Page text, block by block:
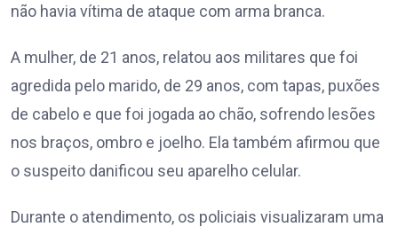
não havia vítima de ataque com arma branca.
A mulher, de 21 anos, relatou aos militares que foi
agredida pelo marido, de 29 anos, com tapas, puxões
de cabelo e que foi jogada ao chão, sofrendo lesões
nos braços, ombro e joelho. Ela também afirmou que
o suspeito danificou seu aparelho celular.
Durante o atendimento, os policiais visualizaram uma